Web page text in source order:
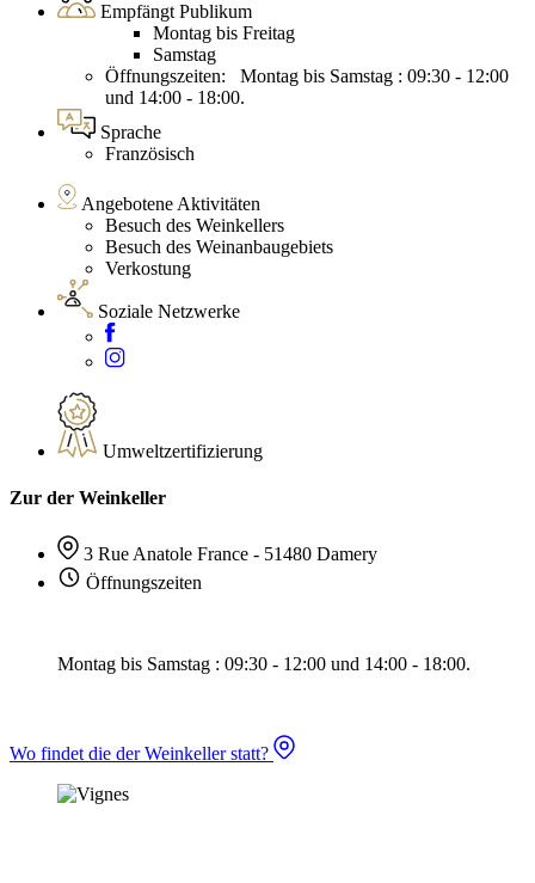
Empfängt Publikum
Montag bis Freitag
Samstag
Öffnungszeiten: Montag bis Samstag : 09:30 - 12:00
und 14:00 - 18:00.
Sprache
Französisch
Angebotene Aktivitäten
Besuch des Weinkellers
Besuch des Weinanbaugebiets
Verkostung
Soziale Netzwerke
Umweltzertifizierung
Zur der Weinkeller
3 Rue Anatole France - 51480 Damery
Öffnungszeiten
Montag bis Samstag : 09:30 - 12:00 und 14:00 - 18:00.
Wo findet die der Weinkeller statt?